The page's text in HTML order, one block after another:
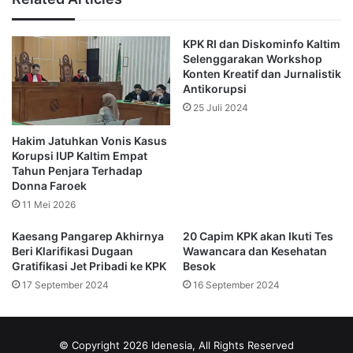
dikonfirmasi di Jakarta, Senin.
Untuk diketahui, Tim penyidik KPK pada Minggu malam
melakukan operasi tangkap tangan (OTT) terhadap
penyelenggara negara di lingkungan Pemerintah Provinsi
Kalimantan Selatan.
Dikonfirmasi terpisah, Wakil Ketua KPK Alexander Marwata
membenarkan bahwa penyidikan KPK di Kalsel adalah
terkait suap pengadaan barang dan jasa.
sepenuhnya menghilangkan praktik korupsi pengadaan
barang dan jasa.
Jakarta, Senin.
Hakim Jatuhkan Vonis Kasus
Korupsi IUP Kaltim Empat
Tahun Penjara Terhadap
Donna Faroek
11 Mei 2026
KPK RI dan Diskominfo Kaltim
Selenggarakan Workshop
Konten Kreatif dan Jurnalistik
Antikorupsi
25 Juli 2024
Kaesang Pangarep Akhirnya
Beri Klarifikasi Dugaan
Gratifikasi Jet Pribadi ke KPK
17 September 2024
20 Capim KPK akan Ikuti Tes
Wawancara dan Kesehatan
Besok
16 September 2024
© Copyright 2026 Idenesia, All Rights Reserved